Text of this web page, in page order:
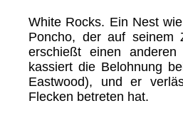
White Rocks. Ein Nest
Poncho, der auf seinem
erschießt einen
kassiert die Belohnung
Eastwood), und er
Flecken betreten hat.